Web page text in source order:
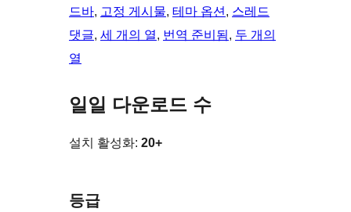
드바, 고정 게시물, 테마 옵션 , 스레드
댓글, 세 개의 열, 번역 준비됨, 두 개의
열
일일 다운로드 수
설치 활성화: 20+
등급